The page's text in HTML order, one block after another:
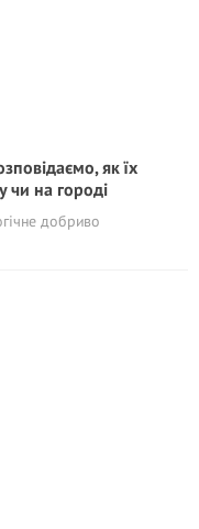
як їх
чи на городі
добриво